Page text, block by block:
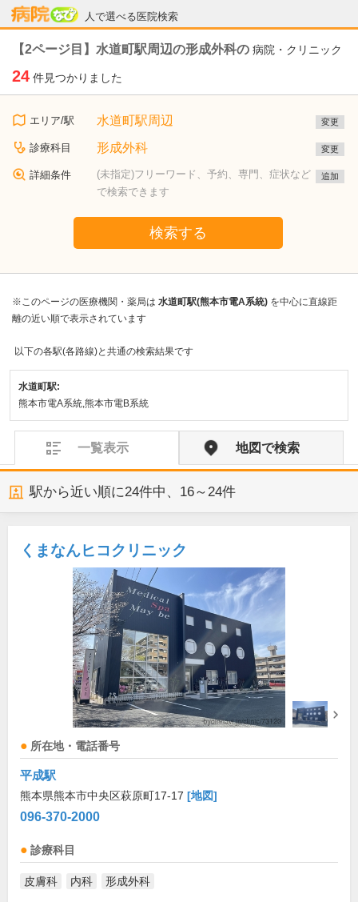
人で選べる医院検索
病院なび
【2ページ目】水道町駅周辺の形成外科の 病院・クリニック
24 件見つかりました
エリア/駅 水道町駅周辺 変更
診療科目 形成外科 変更
詳細条件
(未指定)フリーワード、予約、専門、症状など
で検索できます
追加
検索する
※このページの医療機関・薬局は 水道町駅(熊本市電A系統) を中心に直線距
離の近い順で表示されています
以下の各駅(各路線)と共通の検索結果です
水道町駅:
熊本市電A系統,熊本市電B系統
一覧表示 地図で検索
駅から近い順に24件中、 16～24件
くまなんヒコクリニック
所在地・電話番号
平成駅
熊本県熊本市中央区萩原町17-17 [地図]
096-370-2000
診療科目
皮膚科 内科 形成外科